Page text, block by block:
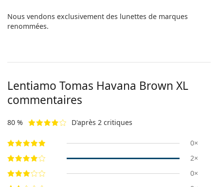
Nous vendons exclusivement des lunettes de marques
renommées.
Lentiamo Tomas Havana Brown XL
commentaires
80 % D'après 2 critiques
0×
2×
0×